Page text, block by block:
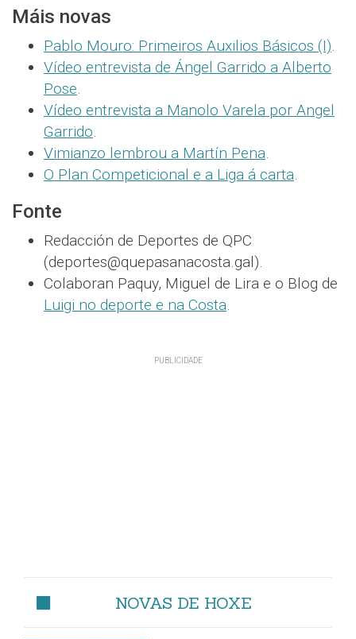
Máis novas
Pablo Mouro: Primeiros Auxilios Básicos (I).
Vídeo entrevista de Ángel Garrido a Alberto
Pose.
Vídeo entrevista a Manolo Varela por Angel
Garrido.
Vimianzo lembrou a Martín Pena.
O Plan Competicional e a Liga á carta.
Fonte
Redacción de Deportes de QPC
(deportes@quepasanacosta.gal).
Colaboran Paquy, Miguel de Lira e o Blog de
Luigi no deporte e na Costa.
NOVAS DE HOXE